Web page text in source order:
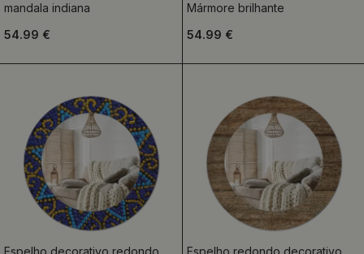
mandala indiana
54.99 €
Mármore brilhante
54.99 €
Espelho decorativo redondo
Espelho redondo decorativo